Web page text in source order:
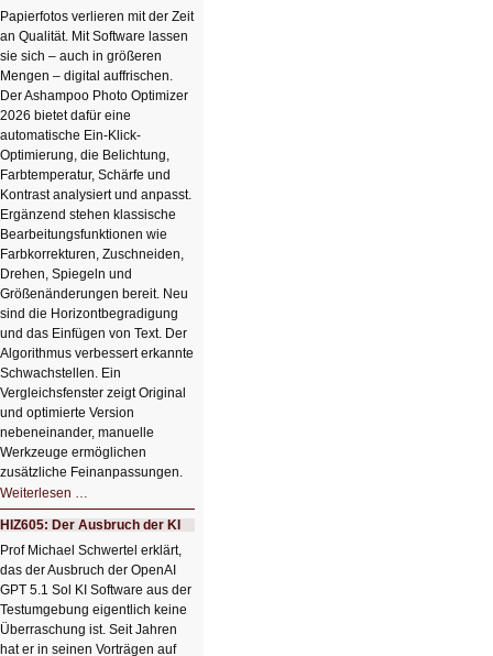
Papierfotos verlieren mit der Zeit
an Qualität. Mit Software lassen
sie sich – auch in größeren
Mengen – digital auffrischen.
Der Ashampoo Photo Optimizer
2026 bietet dafür eine
automatische Ein-Klick-
Optimierung, die Belichtung,
Farbtemperatur, Schärfe und
Kontrast analysiert und anpasst.
Ergänzend stehen klassische
Bearbeitungsfunktionen wie
Farbkorrekturen, Zuschneiden,
Drehen, Spiegeln und
Größenänderungen bereit. Neu
sind die Horizontbegradigung
und das Einfügen von Text. Der
Algorithmus verbessert erkannte
Schwachstellen. Ein
Vergleichsfenster zeigt Original
und optimierte Version
nebeneinander, manuelle
Werkzeuge ermöglichen
zusätzliche Feinanpassungen.
Weiterlesen …
Bildverschönerung
mit
einem
Klick
HIZ606:
Bildverschönerung
mit
einem
Klick
HIZ605: Der Ausbruch der KI
Prof Michael Schwertel erklärt,
das der Ausbruch der OpenAI
GPT 5.1 Sol KI Software aus der
Testumgebung eigentlich keine
Überraschung ist. Seit Jahren
hat er in seinen Vorträgen auf